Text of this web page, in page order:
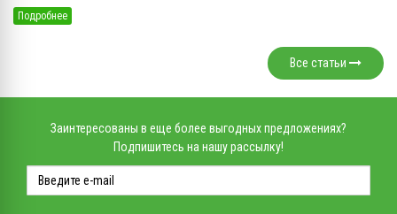
Подробнее
Все статьи
Заинтересованы в еще более выгодных предложениях?
Подпишитесь на нашу рассылку!